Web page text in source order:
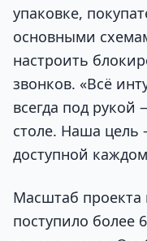
упаковке,
основными
настроить
звонков. «Всё
всегда под
столе. Наша цель
доступной
Масштаб проекта
поступило более